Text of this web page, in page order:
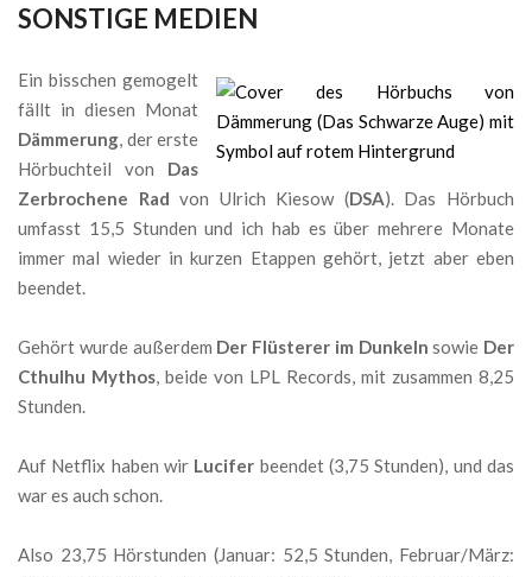
SONSTIGE MEDIEN
Ein bisschen gemogelt
fällt in diesen Monat
Dämmerung , der erste
Hörbuchteil von Das
Zerbrochene Rad von Ulrich Kiesow (DSA). Das Hörbuch
umfasst 15,5 Stunden und ich hab es über mehrere Monate
immer mal wieder in kurzen Etappen gehört, jetzt aber eben
beendet.
Gehört wurde außerdem Der Flüsterer im Dunkeln sowie Der
Cthulhu Mythos , beide von LPL Records, mit zusammen 8,25
Stunden.
Auf Netflix haben wir Lucifer beendet (3,75 Stunden), und das
war es auch schon.
Also 23,75 Hörstunden (Januar: 52,5 Stunden, Februar/März: